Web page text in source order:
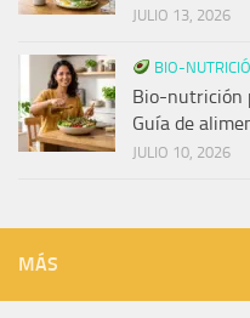
JULIO 13, 2026
BIO-
Bio-nutrición
Guía de
JULIO 10, 2026
MÁS